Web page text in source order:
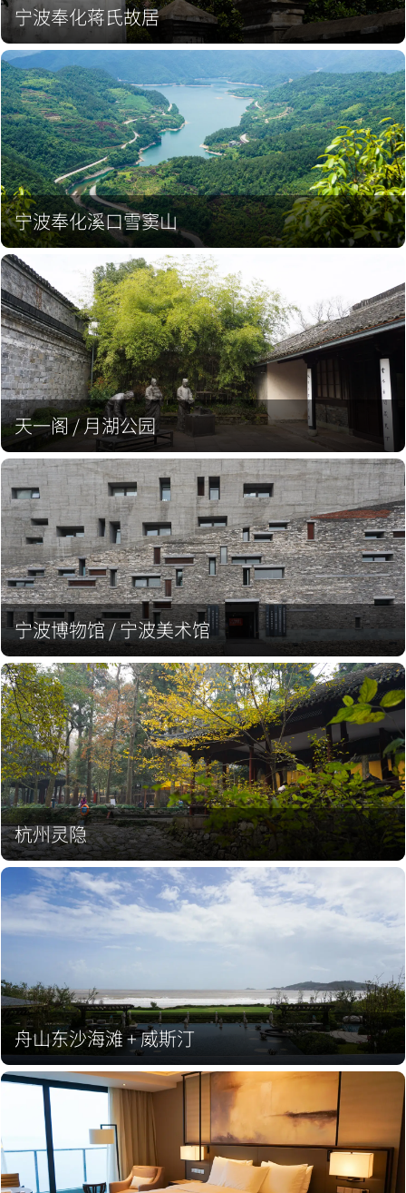
宁波奉化蒋氏故居
宁波奉化溪口雪窦山
天一阁 / 月湖公园
宁波博物馆 / 宁波美术馆
杭州灵隐
舟山东沙海滩 + 威斯汀